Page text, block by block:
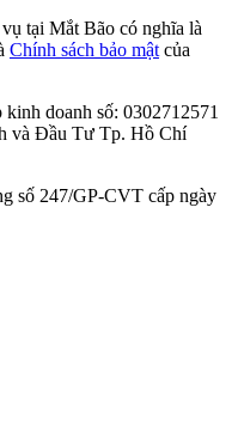
tại Mắt Bão có nghĩa là
Chính sách bảo mậtcủa
doanh số: 0302712571
và Đầu Tư Tp. Hồ Chí
số 247/GP-CVT cấp ngày